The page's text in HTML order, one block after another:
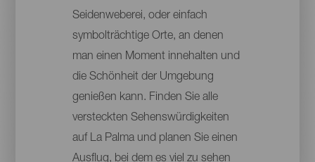
Seidenweberei, oder einfach
symbolträchtige Orte, an denen
man einen Moment innehalten und
die Schönheit der Umgebung
genießen kann. Finden Sie alle
versteckten Sehenswürdigkeiten
auf La Palma und planen Sie einen
Ausflug, bei dem es viel zu sehen